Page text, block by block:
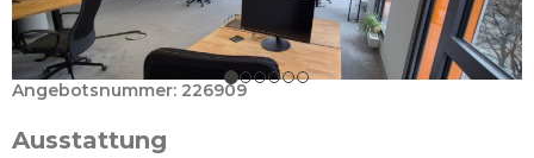
Angebotsnummer: 226909
Ausstattung